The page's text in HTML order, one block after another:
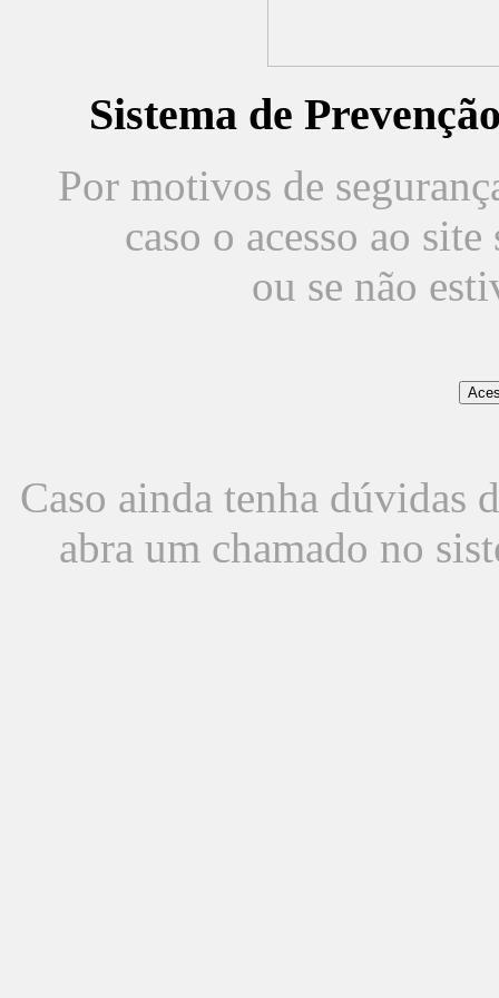
Sistema de
Por motivos de
caso o acesso ao
ou se não
Caso ainda tenha dúvidas
abra um chamado no